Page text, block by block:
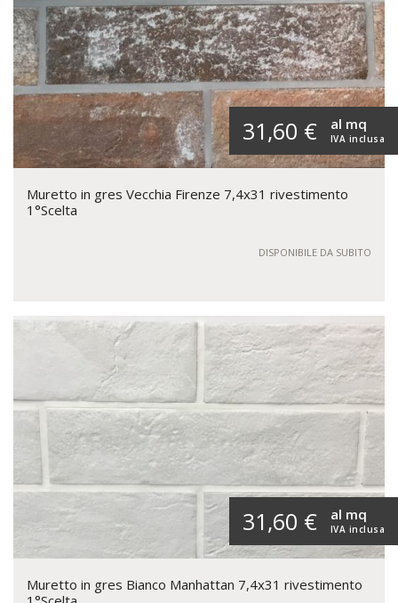
31,60 € IVA inclusa
al mq
Muretto in gres Vecchia Firenze 7,4x31 rivestimento
1°Scelta
DISPONIBILE DA SUBITO
31,60 € IVA inclusa
al mq
Muretto in gres Bianco Manhattan 7,4x31 rivestimento